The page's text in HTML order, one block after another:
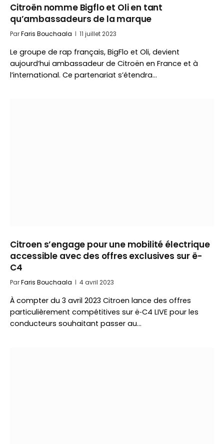
Citroën nomme Bigflo et Oli en tant
qu’ambassadeurs de la marque
ParFaris Bouchaala 11 juillet 2023
Le groupe de rap français, BigFlo et Oli, devient
aujourd’hui ambassadeur de Citroën en France et à
l’international. Ce partenariat s’étendra…
Citroen s’engage pour une mobilité électrique
accessible avec des offres exclusives sur ë-
C4
ParFaris Bouchaala 4 avril 2023
À compter du 3 avril 2023 Citroen lance des offres
particulièrement compétitives sur ë‑C4 LIVE pour les
conducteurs souhaitant passer au…